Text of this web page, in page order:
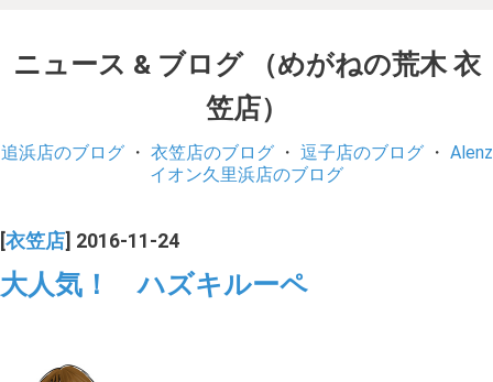
ショップ
お客さまの声
ニュース & ブログ （めがねの荒木 衣
笠店）
追浜店のブログ・ 衣笠店のブログ・ 逗子店のブログ・ Alenz
イオン久里浜店のブログ
衣笠店 ] 2016-11-24
大人気！ ハズキルーペ